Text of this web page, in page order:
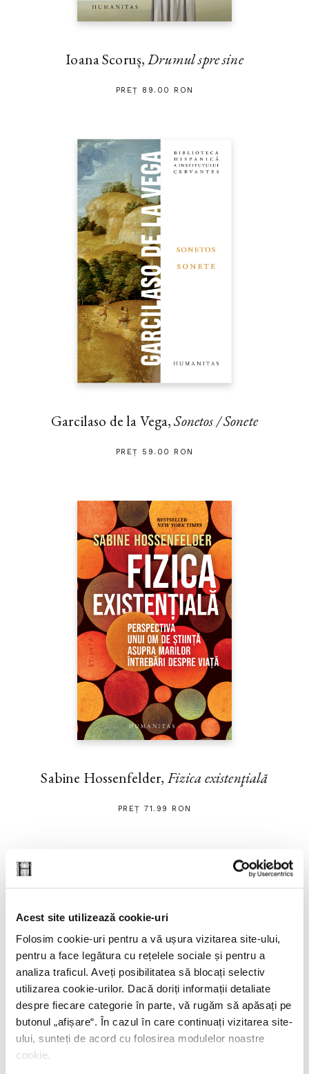
Acest site utilizează cookie-uri
Folosim cookie-uri pentru a vă ușura vizitarea site-ului,
pentru a face legătura cu rețelele sociale și pentru a
analiza traficul. Aveți posibilitatea să blocați selectiv
utilizarea cookie-urilor. Dacă doriți informații detaliate
despre fiecare categorie în parte, vă rugăm să apăsați pe
butonul „afișare“. În cazul în care continuați vizitarea site-
ului, sunteți de acord cu folosirea modulelor noastre
cookie.
Ioana Scoruș,Drumul spre sine
PREȚ 89.00 RON
Garcilaso de la Vega,Sonetos / Sonete
PREȚ 59.00 RON
Sabine Hossenfelder, Fizica existenţială
PREȚ 71.99 RON